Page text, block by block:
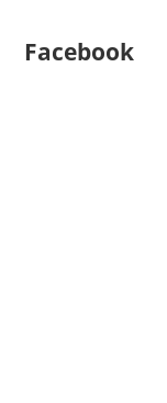
Facebook